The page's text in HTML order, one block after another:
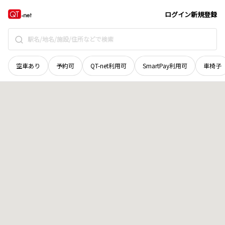
ログイン新規登録
空車あり 予約可 QT-net利用可 SmartPay利用可 車椅子
奈良県